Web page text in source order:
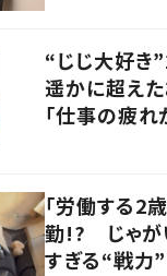
“じじ大好き
遥かに超え
「仕事の疲
「労働する2
勤!? じゃが
すぎる“戦力